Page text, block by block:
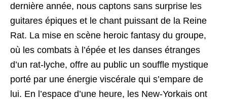
dernière année, nous captons sans surprise les
guitares épiques et le chant puissant de la Reine
Rat. La mise en scène heroic fantasy du groupe,
où les combats à l’épée et les danses étranges
d’un rat-lyche, offre au public un souffle mystique
porté par une énergie viscérale qui s’empare de
lui. En l’espace d’une heure, les New-Yorkais ont